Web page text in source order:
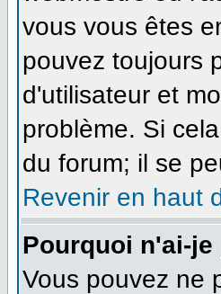
vous vous êtes
pouvez toujours
d'utilisateur et
problème. Si
du forum; il se
Revenir en haut
Pourquoi n'ai-
Vous pouvez ne